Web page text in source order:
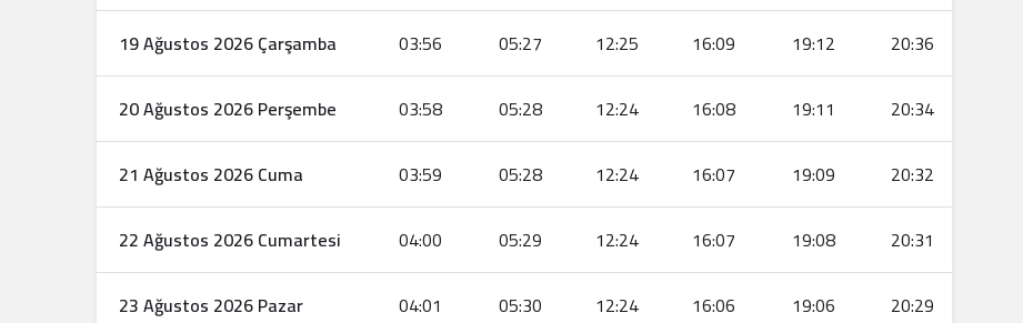
19 Ağustos 2026 Çarşamba
03:56 05:27 12:25 16:09 19:12
20:36
20 Ağustos 2026 Perşembe
03:58 05:28 12:24 16:08 19:11
20:34
21 Ağustos 2026 Cuma
03:59 05:28 12:24 16:07 19:09
20:32
22 Ağustos 2026 Cumartesi
04:00 05:29 12:24 16:07 19:08
20:31
23 Ağustos 2026 Pazar
04:01 05:30 12:24 16:06 19:06
20:29